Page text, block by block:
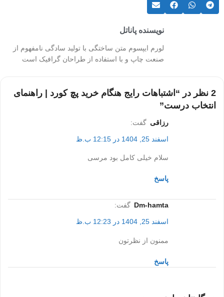
نویسنده پاناتل
لورم ایپسوم متن ساختگی با تولید سادگی نامفهوم از
صنعت چاپ و با استفاده از طراحان گرافیک است
2 نظر در “
اشتباهات رایج هنگام خرید پچ کورد | راهنمای
انتخاب درست”
رزاقی گفت:
اسفند 25, 1404 در 12:15 ب.ظ
سلام خیلی کامل بود مرسی
پاسخ
dm-hamta گفت:
اسفند 25, 1404 در 12:23 ب.ظ
ممنون از نظرتون
پاسخ